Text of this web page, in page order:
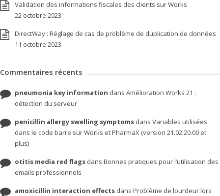
Validation des informations fiscales des clients sur Works
22 octobre 2023
DirectWay : Réglage de cas de problème de duplication de données
11 octobre 2023
Commentaires récents
pneumonia key information dans Amélioration Works 21 :
détection du serveur
penicillin allergy swelling symptoms dans Variables utilisées
dans le code barre sur Works et PharmaX (version 21.02.20.00 et
plus)
otitis media red flags dans Bonnes pratiques pour l’utilisation des
emails professionnels
amoxicillin interaction effects dans Problème de lourdeur lors